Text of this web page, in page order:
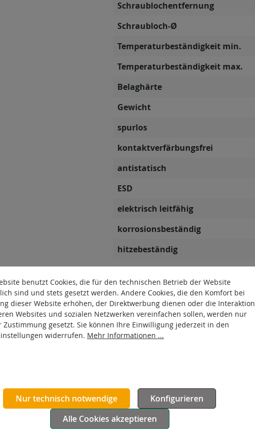
Schraublochentfernung
Schraubloch-Ø
Temperaturbeständigkeit min.
Temperaturbeständigkeit max.
Belaghärte
Gewicht
spurlos
kontaktverfärbungsfrei
antistatisch
ESD
elektrisch leitfähig
korrosionsbeständig
hitzebeständig
autoklaventauglich
Produkttyp
Material Gehäuse
Oberfläche Gehäuse
benutzt Cookies, die für den technischen Betrieb der Website
sind und stets gesetzt werden. Andere Cookies, die den Komfort bei
dieser Website erhöhen, der Direktwerbung dienen oder die Interaktion
Websites und sozialen Netzwerken vereinfachen sollen, werden nur
Zustimmung gesetzt. Sie können Ihre Einwilligung jederzeit in den
widerrufen. Mehr Informationen ...
Nur technisch notwendige
Konfigurieren
Alle Cookies akzeptieren